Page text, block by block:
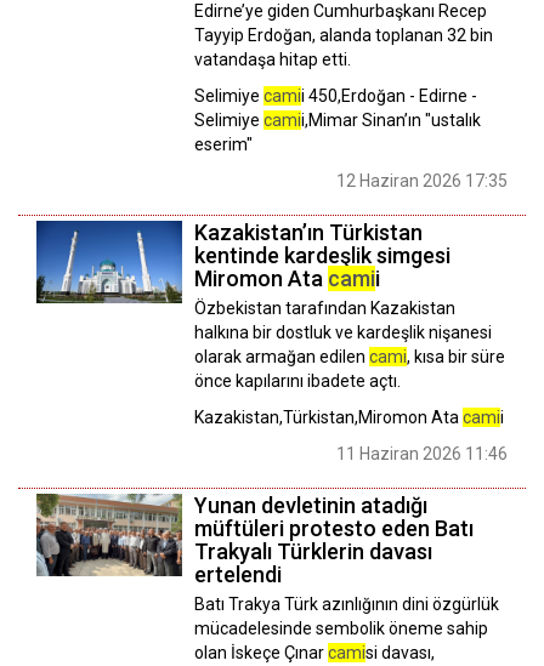
Edirne’ye giden Cumhurbaşkanı Recep
Tayyip Erdoğan, alanda toplanan 32 bin
vatandaşa hitap etti.
Selimiye camii 450,Erdoğan - Edirne -
Selimiye camii,Mimar Sinan’ın "ustalık
eserim"
12 Haziran 2026 17:35
Kazakistan’ın Türkistan
kentinde kardeşlik simgesi
Miromon Ata camii
Özbekistan tarafından Kazakistan
halkına bir dostluk ve kardeşlik nişanesi
olarak armağan edilen cami, kısa bir süre
önce kapılarını ibadete açtı.
Kazakistan,Türkistan,Miromon Atacamii
11 Haziran 2026 11:46
Yunan devletinin atadığı
müftüleri protesto eden Batı
Trakyalı Türklerin davası
ertelendi
Batı Trakya Türk azınlığının dini özgürlük
mücadelesinde sembolik öneme sahip
olan İskeçe Çınarcamisi davası,